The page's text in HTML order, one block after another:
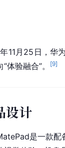
11月25日，华
体验融合”。
[9]
设计
是一款配